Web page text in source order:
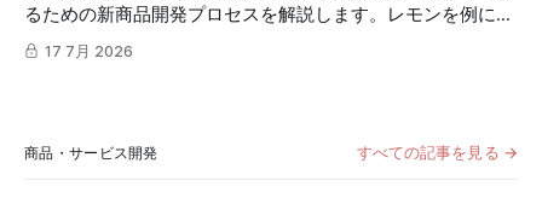
るための新商品開発プロセスを解説します。レモンを例に、
Sensei AIによる市場分析とコンセプト策定、nano-banana-
proによる高級感あふれるパッケージ可視化の手法を提案し
17 7月 2026
商品・サービス開発 すべての記事を見る →